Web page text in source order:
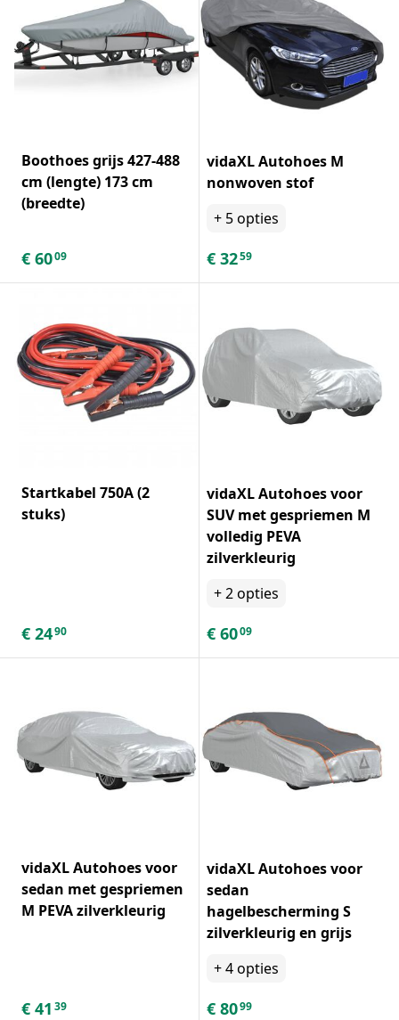
Boothoes grijs 427-488
cm (lengte) 173 cm
(breedte)
€ 6009
vidaXL Autohoes M
nonwoven stof
+ 5opties
€ 3259
Startkabel 750A (2
stuks)
€ 2490
vidaXL Autohoes voor
SUV met gespriemen M
volledig PEVA
zilverkleurig
+2opties
€ 6009
vidaXL Autohoes voor
sedan met gespriemen
M PEVA zilverkleurig
€ 41 39
vidaXL Autohoes voor
sedan
hagelbescherming S
zilverkleurig en grijs
+4opties
€ 8099